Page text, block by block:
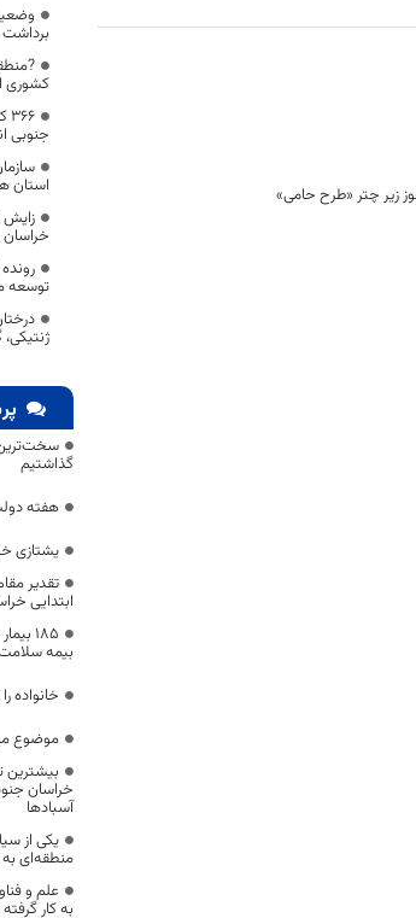
برداشت
جنوبی
استان
توسعه
سخت‌ترین
گذاشتیم
هفته
یشتازی
تقدیر
ابتدایی خراسان جنوبی/
۱۸۵
بیمه سلامت
خانواده
موضوع
بیشترین
خراسان
آسبادها
یکی از
منطقه‌ای
علم و
به کار